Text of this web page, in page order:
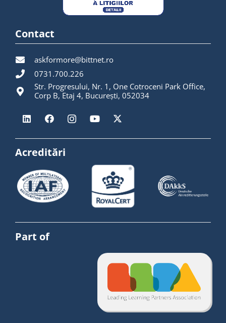
Contact
askformore@bittnet.ro
0731.700.226
Str. Progresului, Nr. 1, One Cotroceni Park Office,
Corp B, Etaj 4, București, 052034
Acreditări
Part of